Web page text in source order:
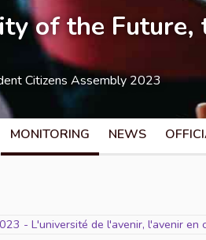
of the Future,
Citizens Assembly 2023
MONITORING NEWS
- L'université de l'avenir, l'avenir en